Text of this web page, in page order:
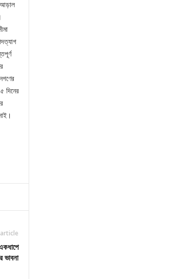
আড়াল
দিনের
ভাবনা